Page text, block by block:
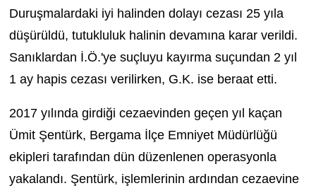
Duruşmalardaki iyi halinden dolayı cezası 25 yıla
düşürüldü, tutukluluk halinin devamına karar verildi.
Sanıklardan İ.Ö.'ye suçluyu kayırma suçundan 2 yıl
1 ay hapis cezası verilirken, G.K. ise beraat etti.
2017 yılında girdiği cezaevinden geçen yıl kaçan
Ümit Şentürk, Bergamaİlçe Emniyet Müdürlüğü
ekipleri tarafından dün düzenlenen operasyonla
yakalandı. Şentürk, işlemlerinin ardından cezaevine